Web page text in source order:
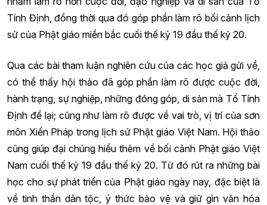
Tính Định, đồng thời qua đó góp phần làm rõ bối cảnh lịch
sử của Phật giáo miền bắc cuối thế kỷ 19 đầu thế kỷ 20.
Qua các bài tham luận nghiên cứu của các học giả gửi về,
có thể thấy hội thảo đã góp phần làm rõ được cuộc đời,
hành trạng, sự nghiệp, những đóng góp, di sản mà Tổ Tính
Định để lại; cũng như làm rõ được về vai trò, vị trí của sơn
môn Xiển Pháp trong lịch sử Phật giáo Việt Nam. Hội thảo
cũng giúp đại chúng hiểu thêm về bối cảnh Phật giáo Việt
Nam cuối thế kỷ 19 đầu thế kỷ 20. Từ đó rút ra những bài
học cho sự phát triển của Phật giáo ngày nay, đặc biệt là
về tinh thần dân tộc, ý thức bảo vệ và giữ gìn văn hóa